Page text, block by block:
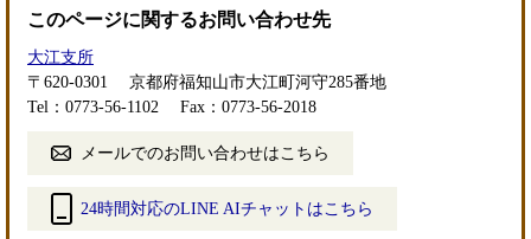
このページに関するお問い合わせ先
大江支所
〒620-0301
京都府福知山市大江町河守285番地
Tel：0773-56-1102
Fax：0773-56-2018
メールでのお問い合わせはこちら
24時間対応のLINE AIチャットはこちら